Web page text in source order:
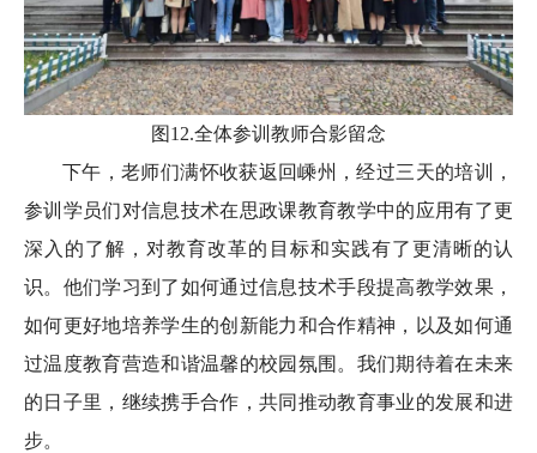
图12.全体参训教师合影留念
下午，老师们满怀收获返回嵊州，经过三天的培训，
参训学员们对信息技术在思政课教育教学中的应用有了更
深入的了解，对教育改革的目标和实践有了更清晰的认
识。他们学习到了如何通过信息技术手段提高教学效果，
如何更好地培养学生的创新能力和合作精神，以及如何通
过温度教育营造和谐温馨的校园氛围。我们期待着在未来
的日子里，继续携手合作，共同推动教育事业的发展和进
步。